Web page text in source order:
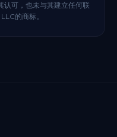
可，也未与其建立任何联
的商标。